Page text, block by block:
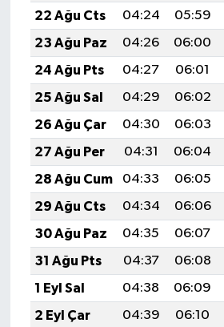
22 Ağu Cts
04:24 05:59
23 Ağu Paz
04:26 06:00
24 Ağu Pts
04:27 06:01
25 Ağu Sal
04:29 06:02
26 Ağu Çar
04:30 06:03
27 Ağu Per
04:31 06:04
28 Ağu Cum
04:33 06:05
29 Ağu Cts
04:34 06:06
30 Ağu Paz
04:35 06:07
31 Ağu Pts
04:37 06:08
1 Eyl Sal
04:38 06:09
2 Eyl Çar
04:39 06:10